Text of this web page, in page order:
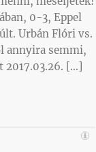
0-3, Eppel
Urbán Flóri vs.
annyira semmi,
2017.03.26. […]